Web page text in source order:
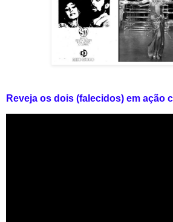
Reveja os dois (falecidos) em ação